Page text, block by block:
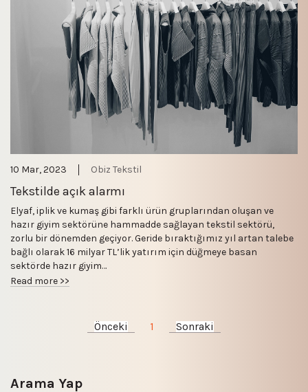
10 Mar, 2023 Obiz Tekstil
Tekstilde açık alarmı
Elyaf, iplik ve kumaş gibi farklı ürün gruplarından oluşan ve
hazır giyim sektörüne hammadde sağlayan tekstil sektörü,
zorlu bir dönemden geçiyor. Geride bıraktığımız yıl artan talebe
bağlı olarak 16 milyar TL’lik yatırım için düğmeye basan
sektörde hazır giyim…
Read more >>
Önceki 1 Sonraki
Arama Yap